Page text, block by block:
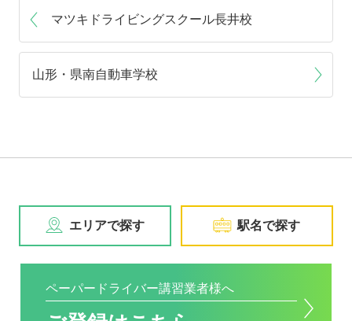
マツキドライビングスクール長井校
山形・県南自動車学校
エリアで探す 駅名で探す
ペーパードライバー講習業者様へ